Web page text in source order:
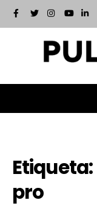
Etiqueta:
pro